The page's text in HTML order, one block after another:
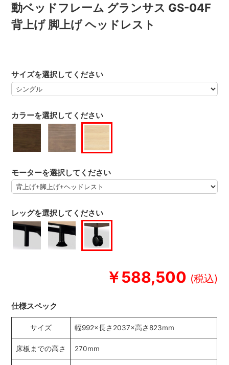
動ベッドフレーム グランサス GS-04F
背上げ 脚上げ ヘッドレスト
￥588,500
カラーを選択してください
サイズを選択してください
モーターを選択してください
レッグを選択してください
仕様スペック
サイズ 幅992×長さ2037×高さ823mm
床板までの高さ 270mm